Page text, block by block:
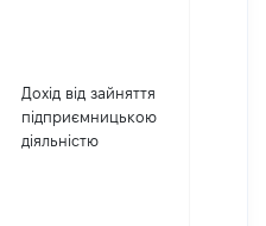
Дохід від зайняття
підприємницькою
діяльністю